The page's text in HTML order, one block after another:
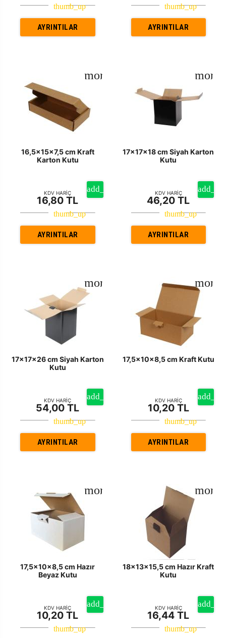
AYRINTILAR AYRINTILAR
16,5x15x7,5 cm Kraft
Karton Kutu
KDV HARİÇ
16,80 TL
AYRINTILAR
17x17x18 cm Siyah Karton
Kutu
KDV HARİÇ
46,20 TL
AYRINTILAR
17x17x26 cm Siyah Karton
Kutu
KDV HARİÇ
54,00 TL
AYRINTILAR
17,5x10x8,5 cm Kraft Kutu
KDV HARİÇ
10,20 TL
AYRINTILAR
17,5x10x8,5 cm Hazır
Beyaz Kutu
KDV HARİÇ
10,20 TL
18x13x15,5 cm Hazır Kraft
Kutu
KDV HARİÇ
16,44 TL